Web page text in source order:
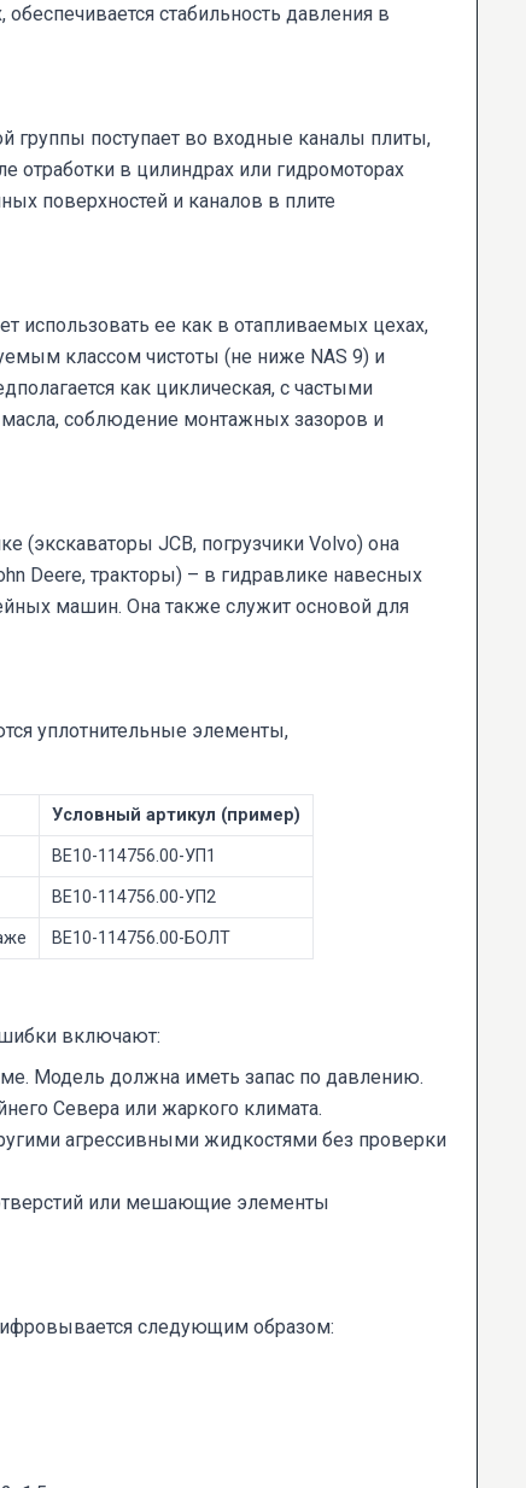
стабильность давления в
группы поступает во входные каналы плиты,
отработки в цилиндрах или гидромоторах
поверхностей и каналов в плите
использовать ее как в отапливаемых цехах,
классом чистоты (не ниже NAS 9) и
как циклическая, с частыми
соблюдение монтажных зазоров и
(экскаваторы JCB, погрузчики Volvo) она
Deere, тракторы) – в гидравлике навесных
машин. Она также служит основой для
уплотнительные элементы,
Условный артикул (пример)
ВЕ10-114756.00-УП1
ВЕ10-114756.00-УП2
ВЕ10-114756.00-БОЛТ
включают:
Модель должна иметь запас по давлению.
Севера или жаркого климата.
агрессивными жидкостями без проверки
или мешающие элементы
следующим образом: